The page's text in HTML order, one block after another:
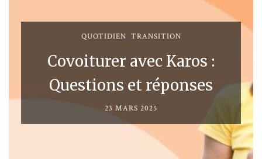
QUOTIDIEN, TRANSITION
Covoiturer avec Karos :
Questions et réponses
23 MARS 2025